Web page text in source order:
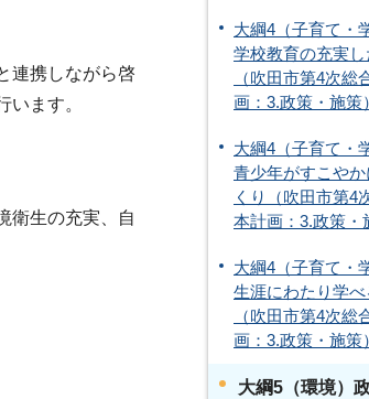
連携しながら啓
ます。
衛生の充実、自
大綱4（子育て・
学校教育の充実し
（吹田市第4次総
画：3.政策・施策）
大綱4（子育て・
青少年がすこや
くり（吹田市第4
本計画：3.政策・
大綱4（子育て・
生涯にわたり学べ
（吹田市第4次総
画：3.政策・施策）
大綱5（環境）